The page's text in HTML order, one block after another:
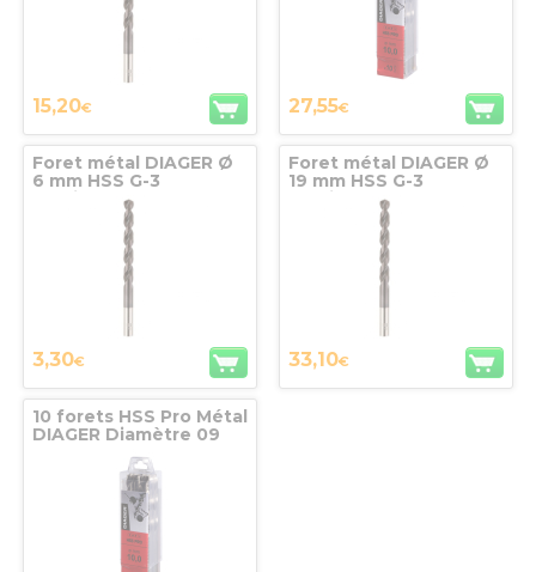
15,20€ 27,55€
Foret métal DIAGER Ø
6 mm HSS G-3
Multicouche - 702D06
3,30€
Foret métal DIAGER Ø
19 mm HSS G-3
Multicouche - 702D19
33,10€
10 forets HSS Pro Métal
DIAGER Diamètre 09